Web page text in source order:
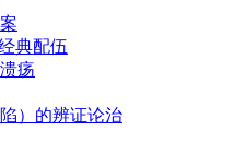
典配伍
疡
）的辨证论治